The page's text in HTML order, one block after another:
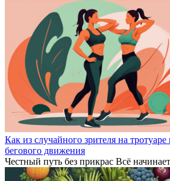
Как из случайного зрителя на тротуаре
бегового движения
Честный путь без прикрас Всё